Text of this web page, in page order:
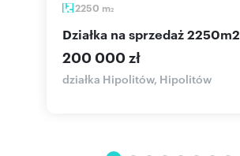
2250 m2
działka na sprzedaż 2250m2
200 000 zł
działka Hipolitów, Hipolitów